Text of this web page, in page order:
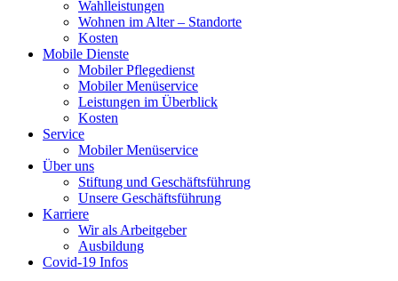
Wahlleistungen
Wohnen im Alter – Standorte
Kosten
Mobile Dienste
Mobiler Pflegedienst
Mobiler Menüservice
Leistungen im Überblick
Kosten
Service
Mobiler Menüservice
Über uns
Stiftung und Geschäftsführung
Unsere Geschäftsführung
Karriere
Wir als Arbeitgeber
Ausbildung
Covid-19 Infos